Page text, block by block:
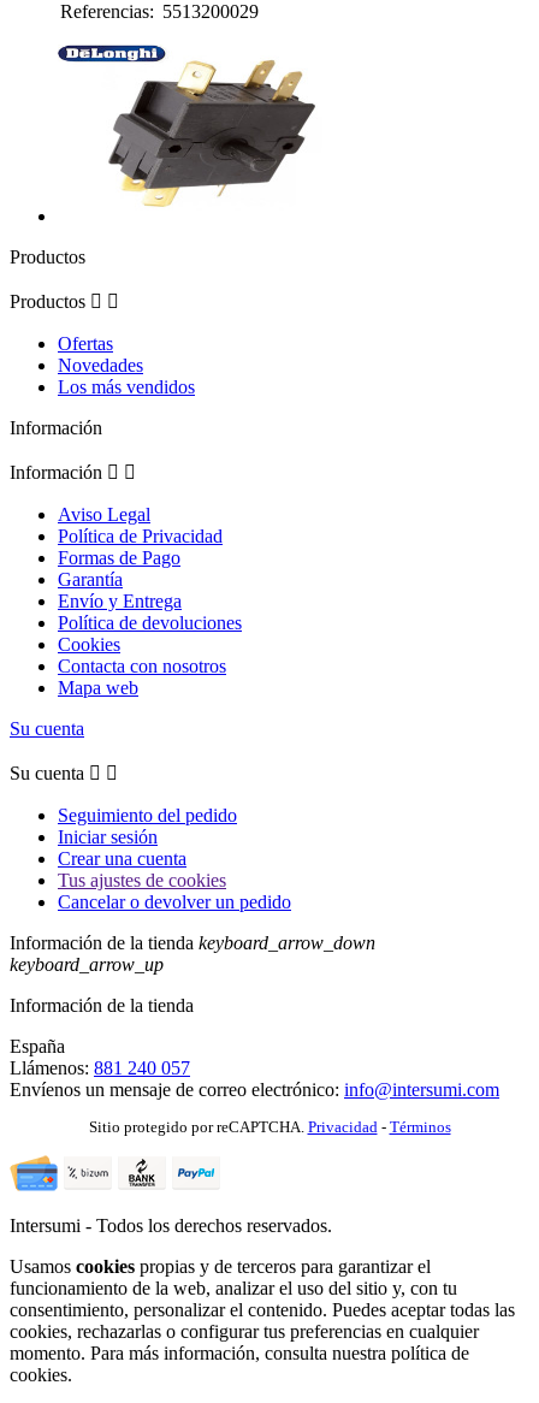
Referencias: 5513200029
5513200029
Productos
Productos  
Ofertas
Novedades
Los más vendidos
Información
Información  
Aviso Legal
Política de Privacidad
Formas de Pago
Garantía
Envío y Entrega
Política de devoluciones
Cookies
Contacta con nosotros
Mapa web
Su cuenta
Su cuenta  
Seguimiento del pedido
Iniciar sesión
Crear una cuenta
Tus ajustes de cookies
Cancelar o devolver un pedido
Información de la tienda keyboard_arrow_down
keyboard_arrow_up
Información de la tienda
España
Llámenos: 881 240 057
Envíenos un mensaje de correo electrónico: info@intersumi.com
Sitio protegido por reCAPTCHA. Privacidad- Términos
Intersumi - Todos los derechos reservados.
Usamos cookies propias y de terceros para garantizar el
funcionamiento de la web, analizar el uso del sitio y, con tu
consentimiento, personalizar el contenido. Puedes aceptar todas las
cookies, rechazarlas o configurar tus preferencias en cualquier
momento. Para más información, consulta nuestra política de
cookies.